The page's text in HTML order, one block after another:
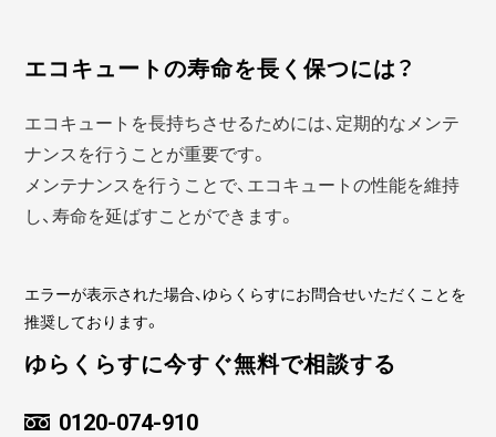
エコキュートの寿命を長く保つには？
エコキュートを長持ちさせるためには、定期的なメンテ
ナンスを行うことが重要です。
メンテナンスを行うことで、エコキュートの性能を維持
し、寿命を延ばすことができます。
エラーが表示された場合、ゆらくらすにお問合せいただくことを
推奨しております。
ゆらくらすに今すぐ無料で相談する
0120-074-910